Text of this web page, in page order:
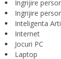
Ingrijire
Ingrijire
Inteligenta
Internet
Jocuri PC
Laptop